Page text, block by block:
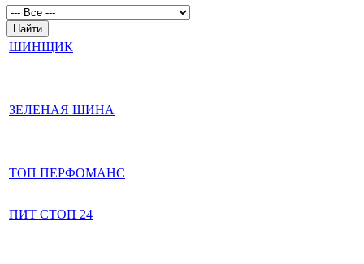
ШИНЩИК
ЗЕЛЕНАЯ ШИНА
ТОП ПЕРФОМАНС
ПИТ СТОП 24